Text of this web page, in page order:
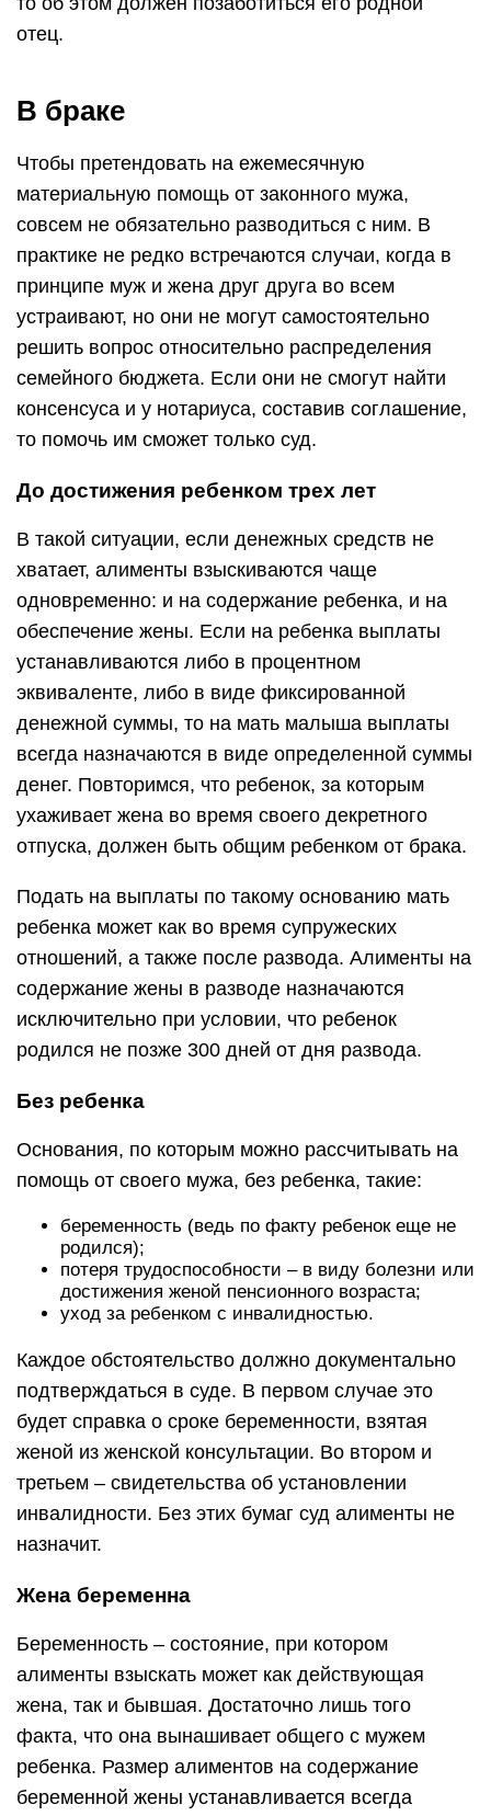
отец.
В браке
Чтобы претендовать на ежемесячную
материальную помощь от законного мужа,
совсем не обязательно разводиться с ним. В
практике не редко встречаются случаи, когда в
принципе муж и жена друг друга во всем
устраивают, но они не могут самостоятельно
решить вопрос относительно распределения
семейного бюджета. Если они не смогут найти
консенсуса и у нотариуса, составив соглашение,
то помочь им сможет только суд.
До достижения ребенком трех лет
В такой ситуации, если денежных средств не
хватает, алименты взыскиваются чаще
одновременно: и на содержание ребенка, и на
обеспечение жены. Если на ребенка выплаты
устанавливаются либо в процентном
эквиваленте, либо в виде фиксированной
денежной суммы, то на мать малыша выплаты
всегда назначаются в виде определенной суммы
денег. Повторимся, что ребенок, за которым
ухаживает жена во время своего декретного
отпуска, должен быть общим ребенком от брака.
Подать на выплаты по такому основанию мать
ребенка может как во время супружеских
отношений, а также после развода. Алименты на
содержание жены в разводе назначаются
исключительно при условии, что ребенок
родился не позже 300 дней от дня развода.
Без ребенка
Основания, по которым можно рассчитывать на
помощь от своего мужа, без ребенка, такие:
беременность (ведь по факту ребенок еще не
родился);
потеря трудоспособности – в виду болезни или
достижения женой пенсионного возраста;
уход за ребенком с инвалидностью.
Каждое обстоятельство должно документально
подтверждаться в суде. В первом случае это
будет справка о сроке беременности, взятая
женой из женской консультации. Во втором и
третьем – свидетельства об установлении
инвалидности. Без этих бумаг суд алименты не
назначит.
Жена беременна
Беременность – состояние, при котором
алименты взыскать может как действующая
жена, так и бывшая. Достаточно лишь того
факта, что она вынашивает общего с мужем
ребенка. Размер алиментов на содержание
беременной жены устанавливается всегда